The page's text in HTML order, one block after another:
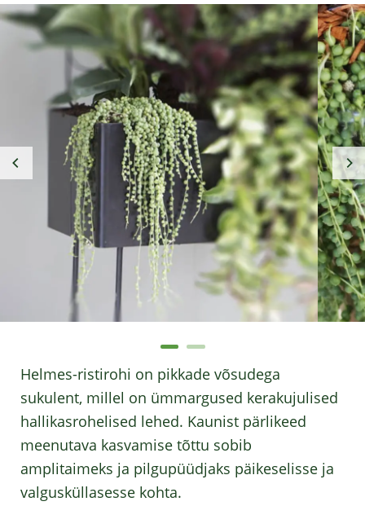
Helmes-ristirohi on pikkade võsudega
sukulent, millel on ümmargused kerakujulised
hallikasrohelised lehed. Kaunist pärlikeed
meenutava kasvamise tõttu sobib
amplitaimeks ja pilgupüüdjaks päikeselisse ja
valgusküllasesse kohta.